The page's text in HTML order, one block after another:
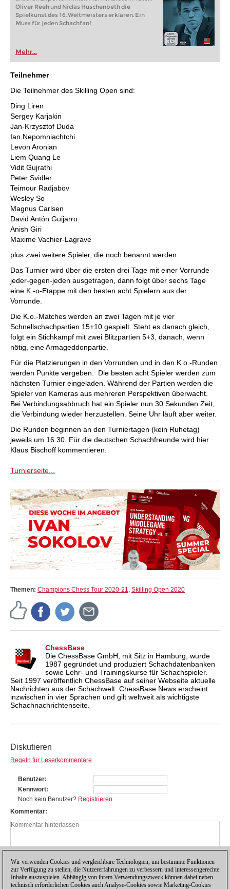
Oliver Reeh und Niclas Huschenbeth die
Spielkunst des 16. Weltmeisters erklären. Ein
Muss für jeden Schachfan!
Mehr...
Teilnehmer
Die Teilnehmer des Skilling Open sind:
Ding Liren
Sergey Karjakin
Jan-Krzysztof Duda
Ian Nepomniachtchi
Levon Aronian
Liem Quang Le
Vidit Gujrathi
Peter Svidler
Teimour Radjabov
Wesley So
Magnus Carlsen
David Antón Guijarro
Anish Giri
Maxime Vachier-Lagrave
plus zwei weitere Spieler, die noch benannt werden.
Das Turnier wird über die ersten drei Tage mit einer Vorrunde
jeder-gegen-jeden ausgetragen, dann folgt über sechs Tage
eine K.-o-Etappe mit den besten acht Spielern aus der
Vorrunde.
Die K.o.-Matches werden an zwei Tagen mit je vier
Schnellschachpartien 15+10 gespielt. Steht es danach gleich,
folgt ein Stichkampf mit zwei Blitzpartien 5+3, danach, wenn
nötig, eine Armageddonpartie.
Für die Platzierungen in den Vorrunden und in den K.o.-Runden
werden Punkte vergeben. Die besten acht Spieler werden zum
nächsten Turnier eingeladen. Während der Partien werden die
Spieler von Kameras aus mehreren Perspektiven überwacht.
Bei Verbindungsabbruch hat ein Spieler nun 30 Sekunden Zeit,
die Verbindung wieder herzustellen. Seine Uhr läuft aber weiter.
Die Runden beginnen an den Turniertagen (kein Ruhetag)
jeweils um 16.30. Für die deutschen Schachfreunde wird hier
Klaus Bischoff kommentieren.
Turnierseite...
Themen: Champions Chess Tour 2020-21, Skilling Open 2020
ChessBase
Die ChessBase GmbH, mit Sitz in Hamburg, wurde
1987 gegründet und produziert Schachdatenbanken
sowie Lehr- und Trainingskurse für Schachspieler.
Seit 1997 veröffentlich ChessBase auf seiner Webseite aktuelle
Nachrichten aus der Schachwelt. ChessBase News erscheint
inzwischen in vier Sprachen und gilt weltweit als wichtigste
Schachnachrichtenseite.
Diskutieren
Regeln für Leserkommentare
Benutzer
Kennwort
Noch kein Benutzer? Registrieren
Kommentar
Wir verwenden Cookies und vergleichbare Technologien, um bestimmte Funktionen
zur Verfügung zu stellen, die Nutzererfahrungen zu verbessern und interessengerechte
Inhalte auszuspielen. Abhängig von ihrem Verwendungszweck können dabei neben
technisch erforderlichen Cookies auch Analyse-Cookies sowie Marketing-Cookies